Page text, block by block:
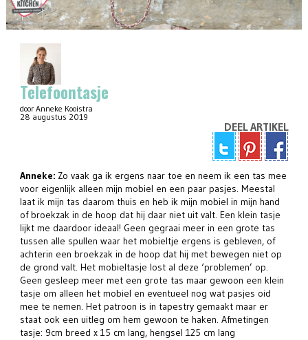
Telefoontasje
door Anneke Kooistra
28 augustus 2019
DEEL ARTIKEL
Anneke:Zo vaak ga ik ergens naar toe en neem ik een tas mee
voor eigenlijk alleen mijn mobiel en een paar pasjes. Meestal
laat ik mijn tas daarom thuis en heb ik mijn mobiel in mijn hand
of broekzak in de hoop dat hij daar niet uit valt. Een klein tasje
lijkt me daardoor ideaal! Geen gegraai meer in een grote tas
tussen alle spullen waar het mobieltje ergens is gebleven, of
achterin een broekzak in de hoop dat hij met bewegen niet op
de grond valt. Het mobieltasje lost al deze ‘problemen’ op.
Geen gesleep meer met een grote tas maar gewoon een klein
tasje om alleen het mobiel en eventueel nog wat pasjes oid
mee te nemen. Het patroon is in tapestry gemaakt maar er
staat ook een uitleg om hem gewoon te haken. Afmetingen
tasje: 9cm breed x 15 cm lang, hengsel 125 cm lang